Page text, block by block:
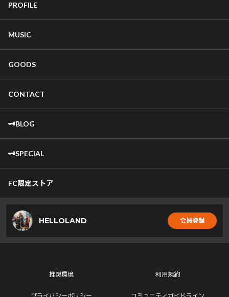
PROFILE
MUSIC
GOODS
CONTACT
🗝️BLOG
🗝️SPECIAL
FC限定ストア
HELLOLAND 会員登録
推奨環境 利用規約